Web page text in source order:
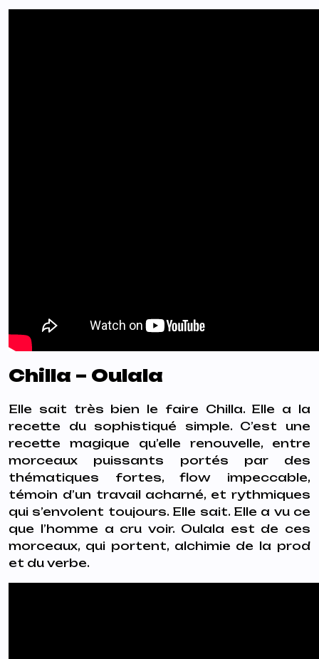
Chilla – Oulala
Elle sait très bien le faire Chilla. Elle a la
recette du sophistiqué simple. C’est une
recette magique qu’elle renouvelle, entre
morceaux puissants portés par des
thématiques fortes, flow impeccable,
témoin d’un travail acharné, et rythmiques
qui s’envolent toujours. Elle sait. Elle a vu ce
que l’homme a cru voir. Oulala est de ces
morceaux, qui portent, alchimie de la prod
et du verbe.